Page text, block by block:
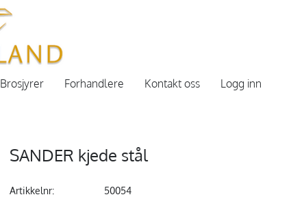
Brosjyrer Forhandlere Kontakt oss Logg inn
SANDER kjede stål
Artikkelnr:
50054